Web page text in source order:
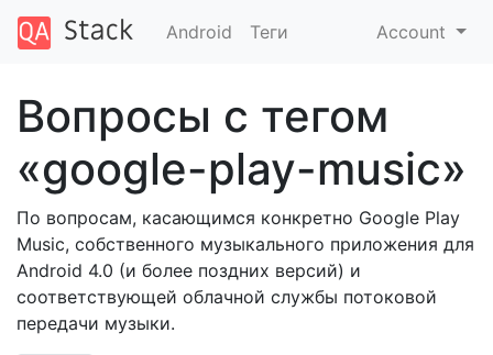
Android Теги Account
Вопросы с тегом
«google-play-music»
По вопросам, касающимся конкретно Google Play
Music, собственного музыкального приложения для
Android 4.0 (и более поздних версий) и
соответствующей облачной службы потоковой
передачи музыки.